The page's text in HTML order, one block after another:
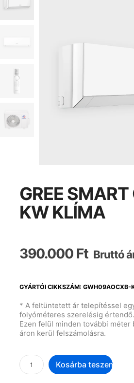
GREE SMART
KW KLÍMA
390.000 Ft Bruttó
GYÁRTÓI CIKKSZÁM: GWH09AOCXB-
* A feltüntetett ár telepítéssel
folyóméteres szerelésig értendő.
Ezen felül minden további méter
áron kerül felszámolásra.
Kosárba teszem